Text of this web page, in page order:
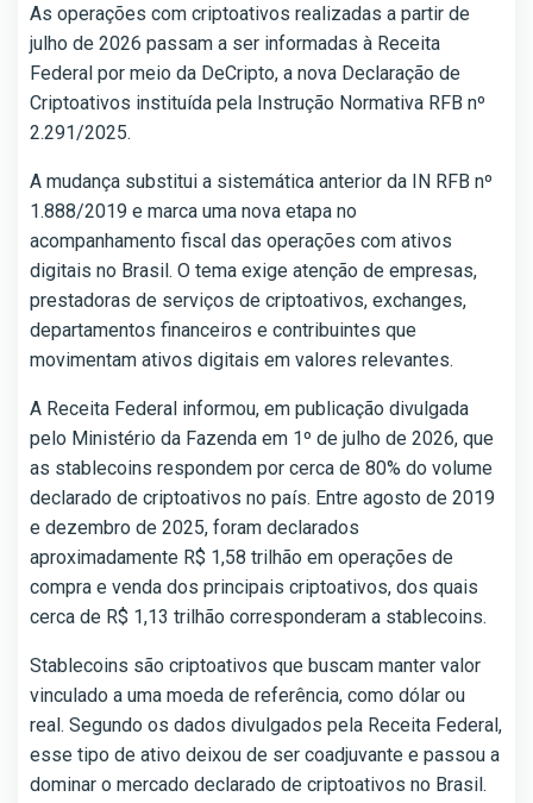
As operações com criptoativos realizadas a partir de
julho de 2026 passam a ser informadas à Receita
Federal por meio da DeCripto, a nova Declaração de
Criptoativos instituída pela Instrução Normativa RFB nº
2.291/2025.
A mudança substitui a sistemática anterior da IN RFB nº
1.888/2019 e marca uma nova etapa no
acompanhamento fiscal das operações com ativos
digitais no Brasil. O tema exige atenção de empresas,
prestadoras de serviços de criptoativos, exchanges,
departamentos financeiros e contribuintes que
movimentam ativos digitais em valores relevantes.
A Receita Federal informou, em publicação divulgada
pelo Ministério da Fazenda em 1º de julho de 2026, que
as stablecoins respondem por cerca de 80% do volume
declarado de criptoativos no país. Entre agosto de 2019
e dezembro de 2025, foram declarados
aproximadamente R$ 1,58 trilhão em operações de
compra e venda dos principais criptoativos, dos quais
cerca de R$ 1,13 trilhão corresponderam a stablecoins.
Stablecoins são criptoativos que buscam manter valor
vinculado a uma moeda de referência, como dólar ou
real. Segundo os dados divulgados pela Receita Federal,
esse tipo de ativo deixou de ser coadjuvante e passou a
dominar o mercado declarado de criptoativos no Brasil.